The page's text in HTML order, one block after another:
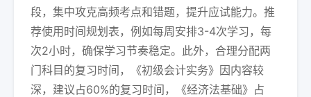
段，集中攻克高频考点和错题，提升应试能力。推
荐使用时间规划表，例如每周安排3-4次学习，每
次2小时，确保学习节奏稳定。此外，合理分配两
门科目的复习时间，《初级会计实务》因内容较
深，建议占60%的复习时间，《经济法基础》占